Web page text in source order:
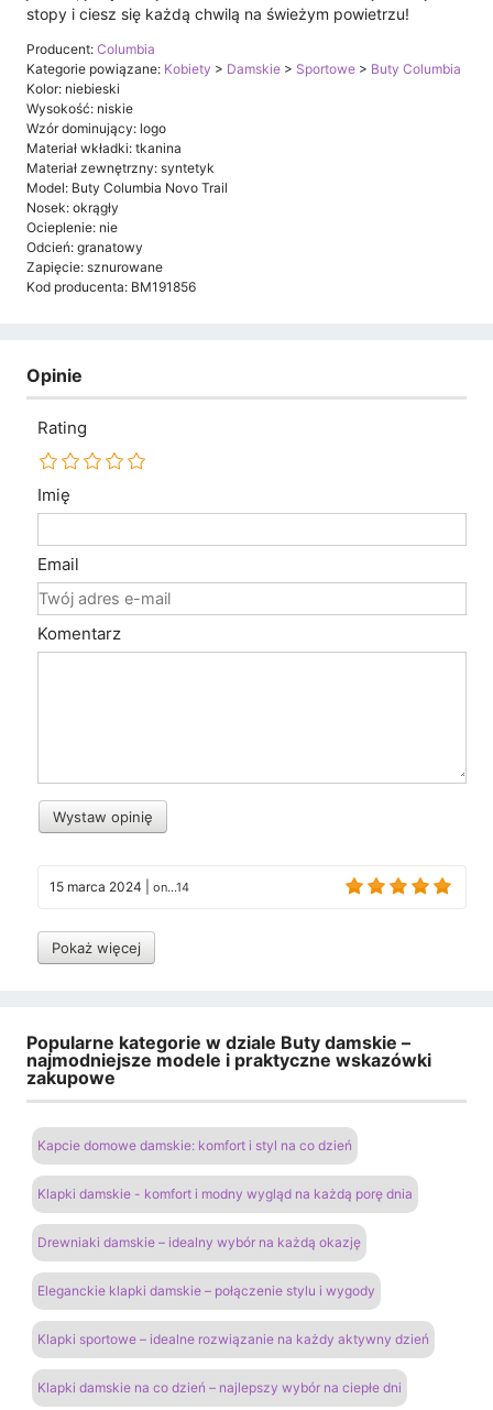
stopy i ciesz się każdą chwilą na świeżym powietrzu!
Producent: Columbia
Kategorie powiązane: Kobiety > Damskie > Sportowe > Buty Columbia
Kolor: niebieski
Wysokość: niskie
Wzór dominujący: logo
Materiał wkładki: tkanina
Materiał zewnętrzny: syntetyk
Model: Buty Columbia Novo Trail
Nosek: okrągły
Ocieplenie: nie
Odcień: granatowy
Zapięcie: sznurowane
Kod producenta: BM191856
Opinie
Rating
Imię
Email
Komentarz
Wystaw opinię
15 marca 2024 on...14
Pokaż więcej
Popularne kategorie w dziale Buty damskie –
najmodniejsze modele i praktyczne wskazówki
zakupowe
Kapcie domowe damskie: komfort i styl na co dzień
Klapki damskie - komfort i modny wygląd na każdą porę dnia
Drewniaki damskie – idealny wybór na każdą okazję
Eleganckie klapki damskie – połączenie stylu i wygody
Klapki sportowe – idealne rozwiązanie na każdy aktywny dzień
Klapki damskie na co dzień – najlepszy wybór na ciepłe dni